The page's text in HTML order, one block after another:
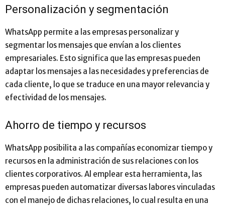
Personalización y segmentación
WhatsApp permite a las empresas personalizar y
segmentar los mensajes que envían a los clientes
empresariales. Esto significa que las empresas pueden
adaptar los mensajes a las necesidades y preferencias de
cada cliente, lo que se traduce en una mayor relevancia y
efectividad de los mensajes.
Ahorro de tiempo y recursos
WhatsApp posibilita a las compañías economizar tiempo y
recursos en la administración de sus relaciones con los
clientes corporativos. Al emplear esta herramienta, las
empresas pueden automatizar diversas labores vinculadas
con el manejo de dichas relaciones, lo cual resulta en una